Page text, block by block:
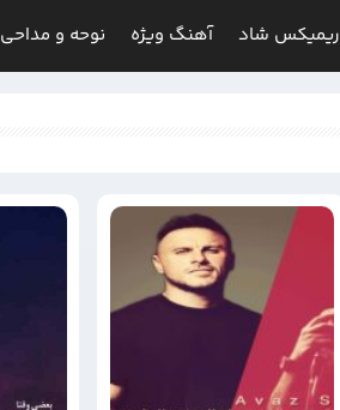
ریمیکس شاد آهنگ ویژه نوحه و مداحی